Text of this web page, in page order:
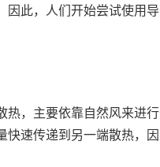
此，人们开始尝试使用
，主要依靠自然风来进
速传递到另一端散热，